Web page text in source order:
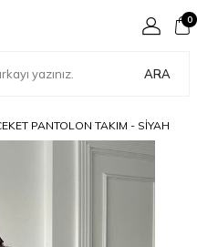
ARA
0
PANTOLON TAKIM - SIYAH